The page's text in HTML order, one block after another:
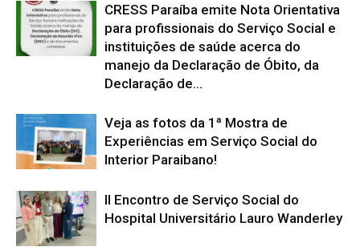
CRESS Paraíba emite Nota Orientativa
para profissionais do Serviço Social e
instituições de saúde acerca do
manejo da Declaração de Óbito, da
Declaração de...
Veja as fotos da 1ª Mostra de
Experiências em Serviço Social do
Interior Paraibano!
II Encontro de Serviço Social do
Hospital Universitário Lauro Wanderley